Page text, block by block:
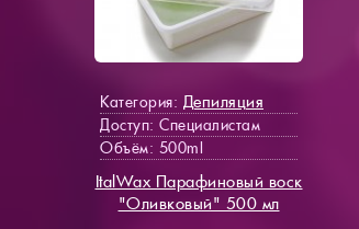
Категория: Депиляция
Доступ: Специалистам
Объём: 500ml
ItalWax Парафиновый воск
"Оливковый" 500 мл